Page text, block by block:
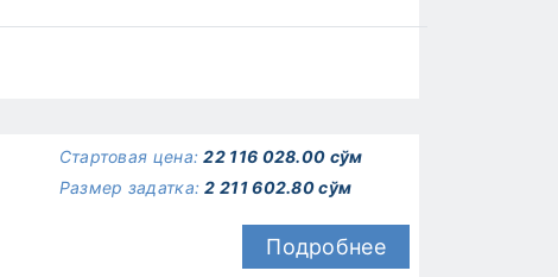
Стартовая цена:22 116 028.00 сўм
Размер задатка:2 211 602.80 сўм
Подробнее